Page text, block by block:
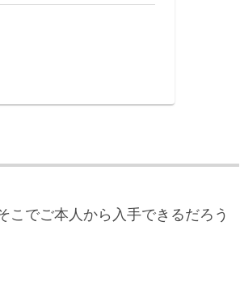
こでご本人から入手できるだろう